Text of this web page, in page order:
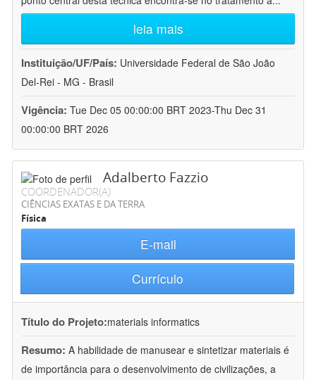
leia mais
Instituição/UF/País: Universidade Federal de São João
Del-Rei - MG - Brasil
Vigência: Tue Dec 05 00:00:00 BRT 2023-Thu Dec 31
00:00:00 BRT 2026
Adalberto Fazzio
COORDENADOR(A)
CIÊNCIAS EXATAS E DA TERRA
Física
E-mail
Currículo
Título do Projeto:materials informatics
Resumo: A habilidade de manusear e sintetizar materiais é
de importância para o desenvolvimento de civilizações, a